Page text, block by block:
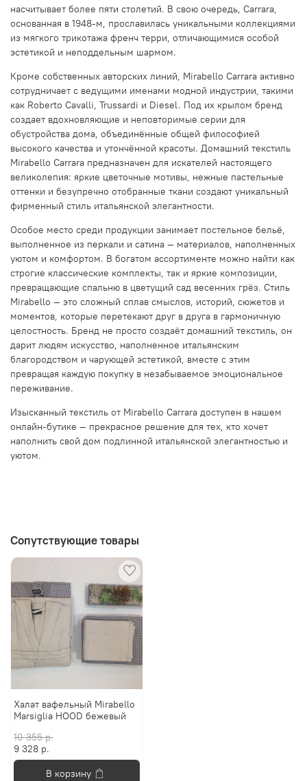
насчитывает более пяти столетий. В свою очередь, Carrara,
основанная в 1948-м, прославилась уникальными коллекциями
из мягкого трикотажа френч терри, отличающимися особой
эстетикой и неподдельным шармом.
Кроме собственных авторских линий, Mirabello Carrara активно
сотрудничает с ведущими именами модной индустрии, такими
как Roberto Cavalli, Trussardi и Diesel. Под их крылом бренд
создает вдохновляющие и неповторимые серии для
обустройства дома, объединённые общей философией
высокого качества и утончённой красоты. Домашний текстиль
Mirabello Carrara предназначен для искателей настоящего
великолепия: яркие цветочные мотивы, нежные пастельные
оттенки и безупречно отобранные ткани создают уникальный
фирменный стиль итальянской элегантности.
Особое место среди продукции занимает постельное бельё,
выполненное из перкали и сатина — материалов, наполненных
уютом и комфортом. В богатом ассортименте можно найти как
строгие классические комплекты, так и яркие композиции,
превращающие спальню в цветущий сад весенних грёз. Стиль
Mirabello — это сложный сплав смыслов, историй, сюжетов и
моментов, которые перетекают друг в друга в гармоничную
целостность. Бренд не просто создаёт домашний текстиль, он
дарит людям искусство, наполненное итальянским
благородством и чарующей эстетикой, вместе с этим
превращая каждую покупку в незабываемое эмоциональное
переживание.
Изысканный текстиль от Mirabello Carrara доступен в нашем
онлайн-бутике — прекрасное решение для тех, кто хочет
наполнить свой дом подлинной итальянской элегантностью и
уютом.
Сопутствующие товары
Халат вафельный Mirabello
Marsiglia HOOD бежевый
10 355 р.
9 328 р.
В корзину